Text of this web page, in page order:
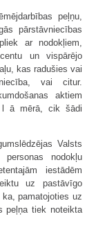
peļņu,
pārstāvniecības
ar nodokļiem,
un vispārējo
kas radušies vai
vai citur.
aktiem
l ā mērā, cik šādi
Valsts
nodokļu
iestādēm
uz pastāvīgo
pamatojoties uz
peļņa tiek noteikta